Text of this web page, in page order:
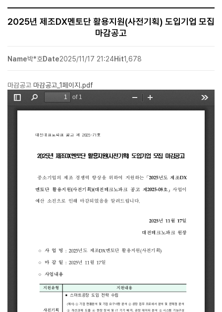
2025년 제조DX멘토단 활용지원(사전기획) 도입기업 모집
마감공고
Name박*호Date2025/11/17 21:24Hit1,678
마감공고 마감공고_1페이지.pdf